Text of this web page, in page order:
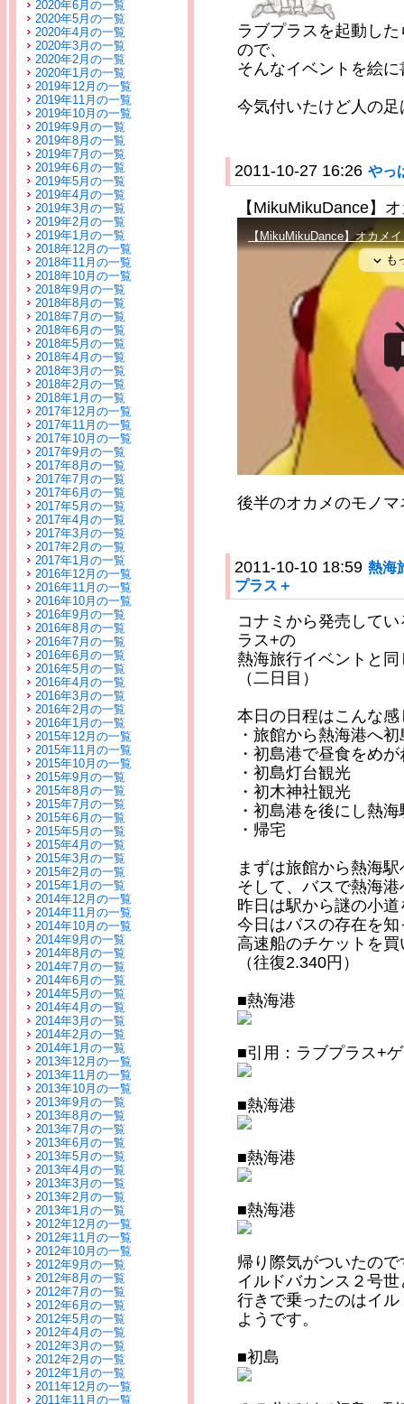
2020年6月の一覧
2020年5月の一覧
2020年4月の一覧
2020年3月の一覧
2020年2月の一覧
2020年1月の一覧
2019年12月の一覧
2019年11月の一覧
2019年10月の一覧
2019年9月の一覧
2019年8月の一覧
2019年7月の一覧
2019年6月の一覧
2019年5月の一覧
2019年4月の一覧
2019年3月の一覧
2019年2月の一覧
2019年1月の一覧
2018年12月の一覧
2018年11月の一覧
2018年10月の一覧
2018年9月の一覧
2018年8月の一覧
2018年7月の一覧
2018年6月の一覧
2018年5月の一覧
2018年4月の一覧
2018年3月の一覧
2018年2月の一覧
2018年1月の一覧
2017年12月の一覧
2017年11月の一覧
2017年10月の一覧
2017年9月の一覧
2017年8月の一覧
2017年7月の一覧
2017年6月の一覧
2017年5月の一覧
2017年4月の一覧
2017年3月の一覧
2017年2月の一覧
2017年1月の一覧
2016年12月の一覧
2016年11月の一覧
2016年10月の一覧
2016年9月の一覧
2016年8月の一覧
2016年7月の一覧
2016年6月の一覧
2016年5月の一覧
2016年4月の一覧
2016年3月の一覧
2016年2月の一覧
2016年1月の一覧
2015年12月の一覧
2015年11月の一覧
2015年10月の一覧
2015年9月の一覧
2015年8月の一覧
2015年7月の一覧
2015年6月の一覧
2015年5月の一覧
2015年4月の一覧
2015年3月の一覧
2015年2月の一覧
2015年1月の一覧
2014年12月の一覧
2014年11月の一覧
2014年10月の一覧
2014年9月の一覧
2014年8月の一覧
2014年7月の一覧
2014年6月の一覧
2014年5月の一覧
2014年4月の一覧
2014年3月の一覧
2014年2月の一覧
2014年1月の一覧
2013年12月の一覧
2013年11月の一覧
2013年10月の一覧
2013年9月の一覧
2013年8月の一覧
2013年7月の一覧
2013年6月の一覧
2013年5月の一覧
2013年4月の一覧
2013年3月の一覧
2013年2月の一覧
2013年1月の一覧
2012年12月の一覧
2012年11月の一覧
2012年10月の一覧
2012年9月の一覧
2012年8月の一覧
2012年7月の一覧
2012年6月の一覧
2012年5月の一覧
2012年4月の一覧
2012年3月の一覧
2012年2月の一覧
2012年1月の一覧
2011年12月の一覧
2011年11月の一覧
ラブプラスを起動し
ので、
そんなイベントを絵
今気付いたけど人の
2011-10-27 16:26 やっ
【MikuMikuDance】
後半のオカメのモノ
2011-10-10 18:59 熱海
プラス＋
コナミから発売して
ラス+の
熱海旅行イベントと
（二日目）
本日の日程はこんな感
・旅館から熱海港へ
・初島港で昼食をめ
・初島灯台観光
・初木神社観光
・初島港を後にし熱
・帰宅
まずは旅館から熱海駅
そして、バスで熱海
昨日は駅から謎の小
今日はバスの存在を
高速船のチケットを
（往復2.340円）
■熱海港
■引用：ラブプラス+
■熱海港
■熱海港
■熱海港
帰り際気がついたの
イルドバカンス２号
行きで乗ったのはイ
ようです。
■初島